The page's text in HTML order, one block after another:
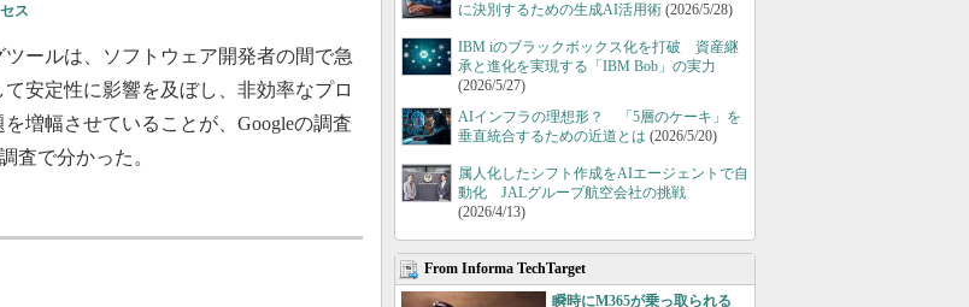
ス
ールは、ソフトウェア開発者の間で急
安定性に影響を及ぼし、非効率なプロ
増幅させていることが、Googleの調査
査で分かった。
に決別するための生成AI活用術 (2026/5/28)
IBM iのブラックボックス化を打破 資産継
承と進化を実現する「IBM Bob」の実力
(2026/5/27)
AIインフラの理想形？ 「5層のケーキ」を
垂直統合するための近道とは (2026/5/20)
属人化したシフト作成をAIエージェントで自
動化 JALグループ航空会社の挑戦
(2026/4/13)
From Informa TechTarget
瞬時にM365が乗っ取られる